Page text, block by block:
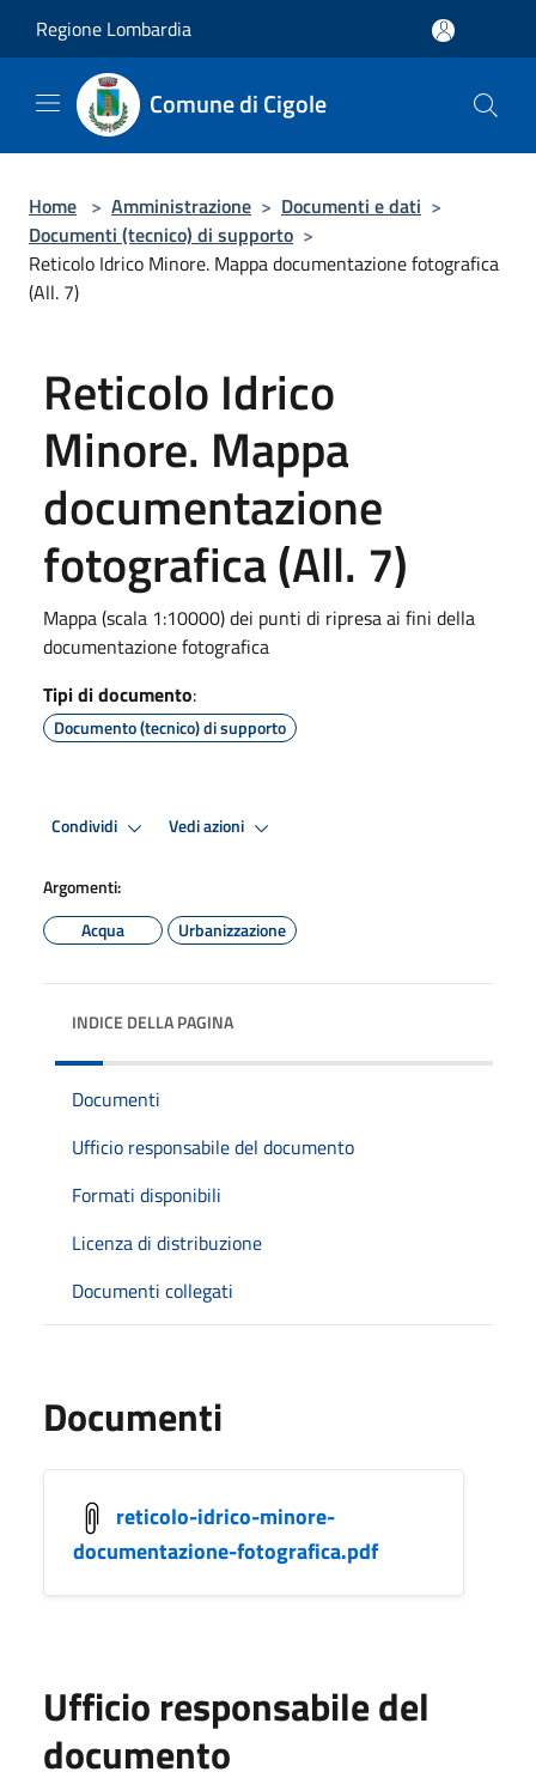
Regione Lombardia
Comune di Cigole
Home > Amministrazione > Documenti e dati >
Documenti (tecnico) di supporto >
Reticolo Idrico Minore. Mappa documentazione fotografica
(All. 7)
Reticolo Idrico
Minore. Mappa
documentazione
fotografica (All. 7)
Mappa (scala 1:10000) dei punti di ripresa ai fini della
documentazione fotografica
Tipi di documento:
Documento (tecnico) di supporto
Condividi Vedi azioni
Argomenti:
Acqua
Urbanizzazione
INDICE DELLA PAGINA
Documenti
Ufficio responsabile del documento
Formati disponibili
Licenza di distribuzione
Documenti collegati
Documenti
reticolo-idrico-minore-
documentazione-fotografica.pdf
Ufficio responsabile del
documento